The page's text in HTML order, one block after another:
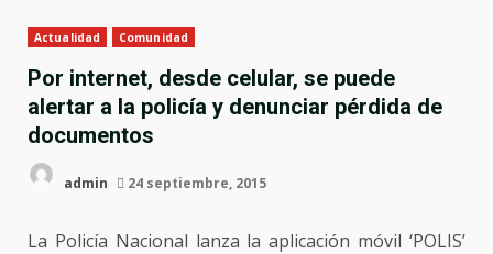
Actualidad Comunidad
Por internet, desde celular, se puede
alertar a la policía y denunciar pérdida de
documentos
admin 24 septiembre, 2015
La Policía Nacional lanza la aplicación móvil ‘POLIS’